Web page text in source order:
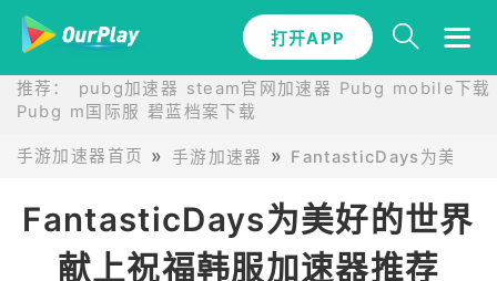
打开APP
推荐： pubg加速器 steam官网加速器 Pubg mobile下载
Pubg m国际服 碧蓝档案下载
手游加速器首页 手游加速器 FantasticDays为美好的
FantasticDays为美好的世界
献上祝福韩服加速器推荐